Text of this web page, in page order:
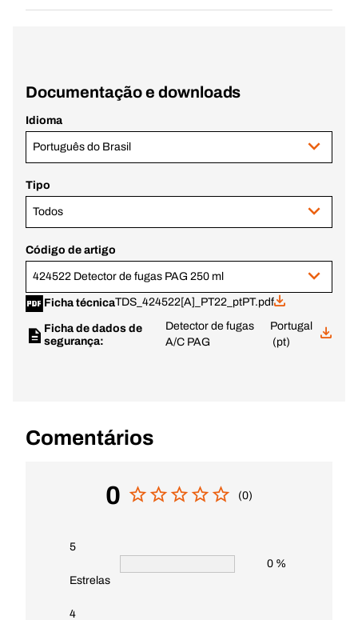
Documentação e downloads
Idioma
Português do Brasil
Tipo
Todos
Código de artigo
424522 Detector de fugas PAG 250 ml
Ficha técnicaTDS_424522[A]_PT22_ptPT.pdf
Ficha de dados de
segurança:
Detector de fugas
A/C PAG
Portugal
(pt)
Comentários
0 (0)
5
Estrelas
0 %
4